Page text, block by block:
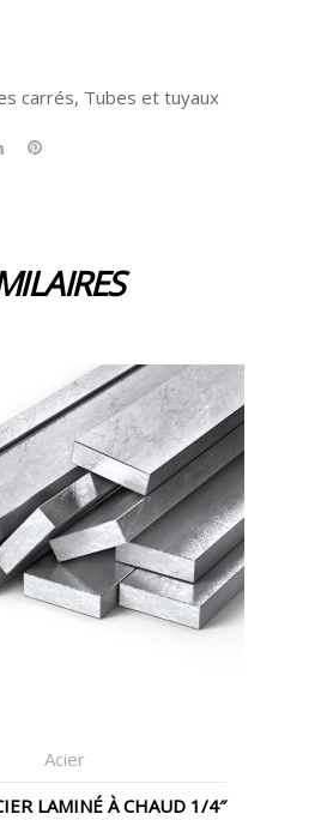
carrés, Tubes et tuyaux
Acier
LAMINÉ À CHAUD 1/4″